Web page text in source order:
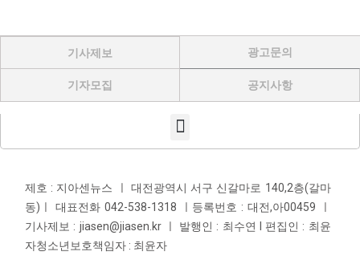
기사제보 광고문의
기자모집 공지사항
제호 : 지아센뉴스 ㅣ 대전광역시 서구 신갈마로 140,2층(갈마
동)ㅣ 대표전화 042-538-1318 ㅣ등록번호 : 대전,아00459 ㅣ
기사제보 : jiasen@jiasen.kr ㅣ 발행인 : 최수연 l 편집인 : 최윤
자청소년보호책임자 : 최윤자